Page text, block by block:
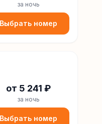
за ночь
Выбрать номер
от 5 241 ₽
за ночь
Выбрать номер